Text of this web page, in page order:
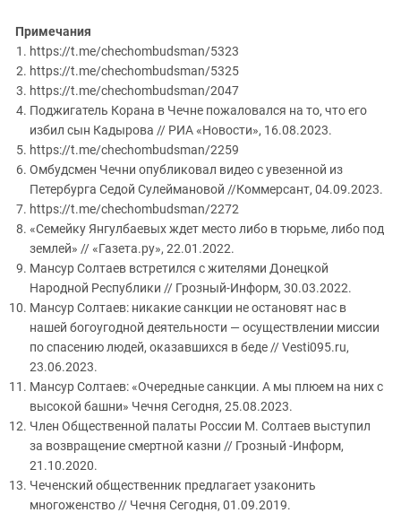
Примечания
https://t.me/chechombudsman/5323
https://t.me/chechombudsman/5325
https://t.me/chechombudsman/2047
Поджигатель Корана в Чечне пожаловался на то, что его
избил сын Кадырова // РИА «Новости», 16.08.2023.
https://t.me/chechombudsman/2259
Омбудсмен Чечни опубликовал видео с увезенной из
Петербурга Седой Сулеймановой //Коммерсант, 04.09.2023.
https://t.me/chechombudsman/2272
«Семейку Янгулбаевых ждет место либо в тюрьме, либо под
землей» // «Газета.ру», 22.01.2022.
Мансур Солтаев встретился с жителями Донецкой
Народной Республики // Грозный-Информ, 30.03.2022.
Мансур Солтаев: никакие санкции не остановят нас в
нашей богоугодной деятельности — осуществлении миссии
по спасению людей, оказавшихся в беде // Vesti095.ru,
23.06.2023.
Мансур Солтаев: «Очередные санкции. А мы плюем на них с
высокой башни» Чечня Сегодня, 25.08.2023.
Член Общественной палаты России М. Солтаев выступил
за возвращение смертной казни // Грозный -Информ,
21.10.2020.
Чеченский общественник предлагает узаконить
многоженство // Чечня Сегодня, 01.09.2019.